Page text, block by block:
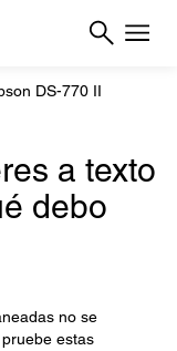
DS-770 II
a texto
debo
no se
estas